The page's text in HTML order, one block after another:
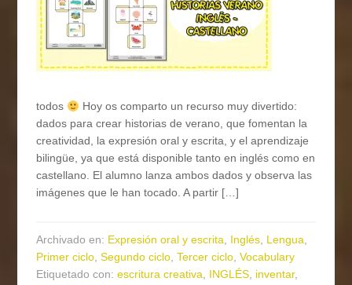
todos
Hoy os comparto un recurso muy divertido:
dados para crear historias de verano, que fomentan la
creatividad, la expresión oral y escrita, y el aprendizaje
bilingüe, ya que está disponible tanto en inglés como en
castellano. El alumno lanza ambos dados y observa las
imágenes que le han tocado. A partir […]
Archivado en: Expresión oral y escrita, Inglés, Lengua,
Primer ciclo,Segundo ciclo,Tercer ciclo,Vocabulary
Etiquetado con:escritura creativa, INGLÉS, inventar,